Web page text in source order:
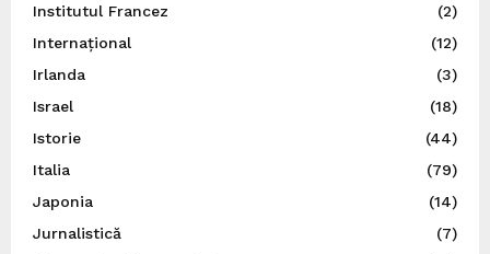
Institutul Francez
(2)
Internațional
(12)
Irlanda
(3)
Israel
(18)
Istorie
(44)
Italia
(79)
Japonia
(14)
Jurnalistică
(7)